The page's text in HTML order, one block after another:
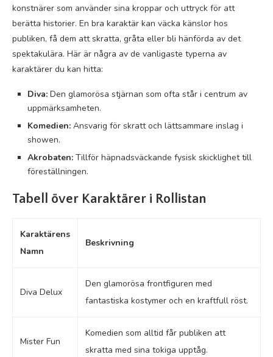
konstnärer som använder sina kroppar och uttryck för att
berätta historier. En bra karaktär kan väcka känslor hos
publiken, få dem att skratta, gråta eller bli hänförda av det
spektakulära. Här är några av de vanligaste typerna av
karaktärer du kan hitta:
Diva: Den glamorösa stjärnan som ofta står i centrum av
uppmärksamheten.
Komedien: Ansvarig för skratt och lättsammare inslag i
showen.
Akrobaten: Tillför häpnadsväckande fysisk skicklighet till
föreställningen.
Tabell över Karaktärer i Rollistan
Karaktärens
Namn
Beskrivning
Diva Delux
Den glamorösa frontfiguren med
fantastiska kostymer och en kraftfull röst.
Mister Fun
Komedien som alltid får publiken att
skratta med sina tokiga upptåg.